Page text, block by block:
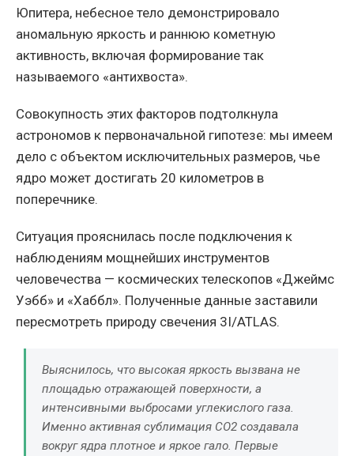
Юпитера, небесное тело демонстрировало
аномальную яркость и раннюю кометную
активность, включая формирование так
называемого «антихвоста».
Совокупность этих факторов подтолкнула
астрономов к первоначальной гипотезе: мы имеем
дело с объектом исключительных размеров, чье
ядро может достигать 20 километров в
поперечнике.
Ситуация прояснилась после подключения к
наблюдениям мощнейших инструментов
человечества — космических телескопов «Джеймс
Уэбб» и «Хаббл». Полученные данные заставили
пересмотреть природу свечения 3I/ATLAS.
Выяснилось, что высокая яркость вызвана не
площадью отражающей поверхности, а
интенсивными выбросами углекислого газа.
Именно активная сублимация CO2 создавала
вокруг ядра плотное и яркое гало. Первые